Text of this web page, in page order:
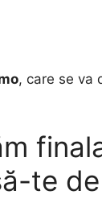
, care se va
te